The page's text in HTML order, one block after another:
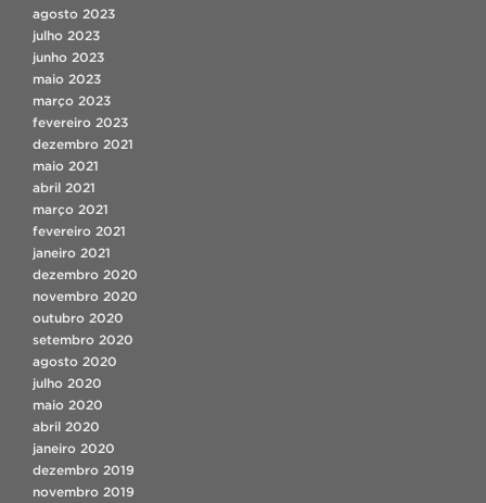
agosto 2023
julho 2023
junho 2023
maio 2023
março 2023
fevereiro 2023
dezembro 2021
maio 2021
abril 2021
março 2021
fevereiro 2021
janeiro 2021
dezembro 2020
novembro 2020
outubro 2020
setembro 2020
agosto 2020
julho 2020
maio 2020
abril 2020
janeiro 2020
dezembro 2019
novembro 2019